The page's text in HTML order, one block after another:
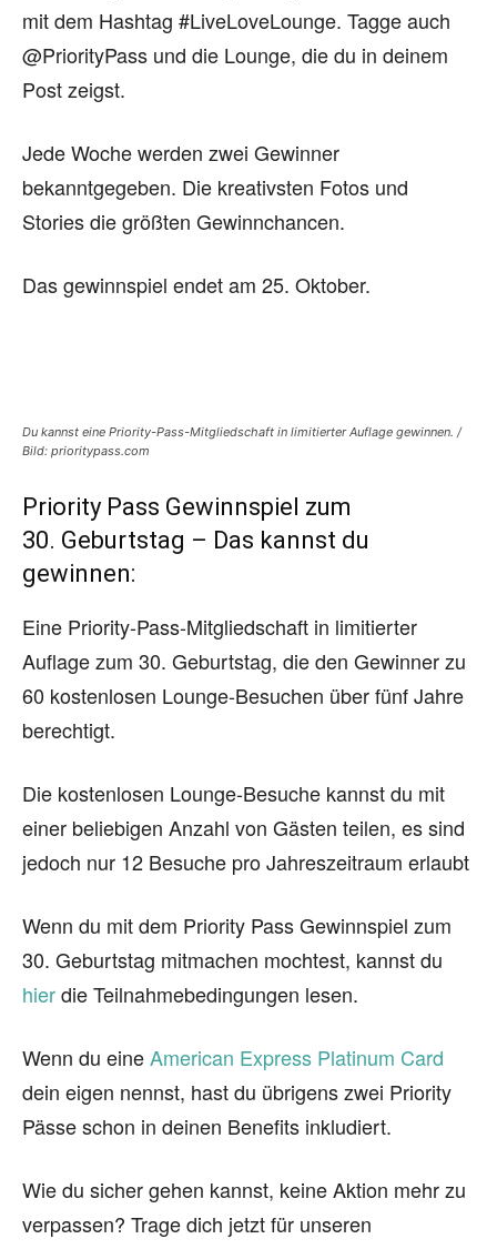
mit dem Hashtag #LiveLoveLounge. Tagge auch
@PriorityPass und die Lounge, die du in deinem
Post zeigst.
Jede Woche werden zwei Gewinner
bekanntgegeben. Die kreativsten Fotos und
Stories die größten Gewinnchancen.
Das gewinnspiel endet am 25. Oktober.
Du kannst eine Priority-Pass-Mitgliedschaft in limitierter Auflage gewinnen. /
Bild: prioritypass.com
Priority Pass Gewinnspiel zum
30. Geburtstag – Das kannst du
gewinnen:
Eine Priority-Pass-Mitgliedschaft in limitierter
Auflage zum 30. Geburtstag, die den Gewinner zu
60 kostenlosen Lounge-Besuchen über fünf Jahre
berechtigt.
Die kostenlosen Lounge-Besuche kannst du mit
einer beliebigen Anzahl von Gästen teilen, es sind
jedoch nur 12 Besuche pro Jahreszeitraum erlaubt
Wenn du mit dem Priority Pass Gewinnspiel zum
30. Geburtstag mitmachen mochtest, kannst du
hierdie Teilnahmebedingungen lesen.
Wenn du eineAmerican Express Platinum Card
dein eigen nennst, hast du übrigens zwei Priority
Pässe schon in deinen Benefits inkludiert.
Wie du sicher gehen kannst, keine Aktion mehr zu
verpassen? Trage dich jetzt für unseren